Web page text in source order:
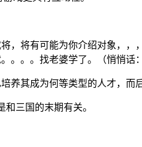
，将有可能为你介绍对象，
。。找老婆学了。（悄悄话
其成为何等类型的人才，而
三国的末期有关。